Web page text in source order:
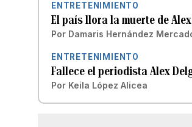
ENTRETENIMIENTO
El país llora la muerte de
Por Damaris Hernández
ENTRETENIMIENTO
Fallece el periodista Alex
Por Keila López Alicea